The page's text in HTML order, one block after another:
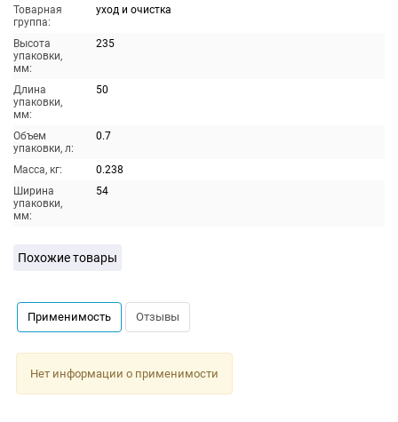
Товарная
группа:
уход и очистка
Высота
упаковки,
мм:
235
Длина
упаковки,
мм:
50
Объем
упаковки, л:
0.7
Масса, кг:
0.238
Ширина
упаковки,
мм:
54
Похожие товары
Применимость Отзывы
Нет информации о применимости